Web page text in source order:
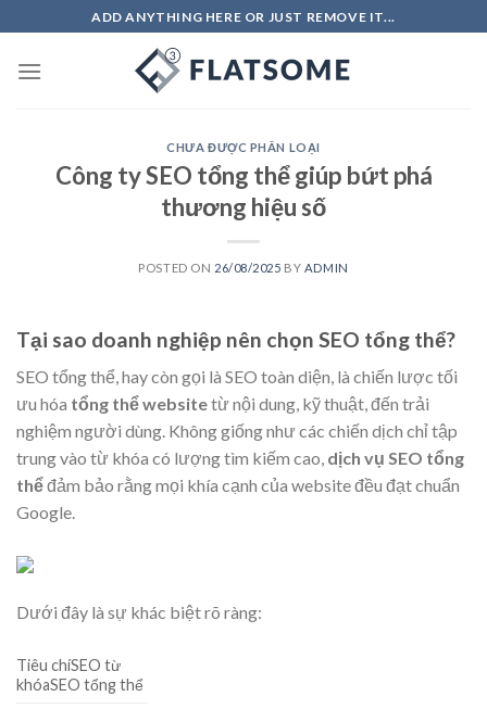
to
content
ADD ANYTHING HERE OR JUST REMOVE IT...
CHƯA ĐƯỢC PHÂN LOẠI
Công ty SEO tổng thể giúp bứt phá
thương hiệu số
POSTED ON 26/08/2025 BY ADMIN
Tại sao doanh nghiệp nên chọn SEO tổng thể?
SEO tổng thể, hay còn gọi là SEO toàn diện, là chiến lược tối
ưu hóa tổng thể websitetừ nội dung, kỹ thuật, đến trải
nghiệm người dùng. Không giống như các chiến dịch chỉ tập
trung vào từ khóa có lượng tìm kiếm cao, dịch vụ SEO tổng
thểđảm bảo rằng mọi khía cạnh của website đều đạt chuẩn
Google.
Dưới đây là sự khác biệt rõ ràng:
Tiêu chíSEO từ
khóaSEO tổng thể